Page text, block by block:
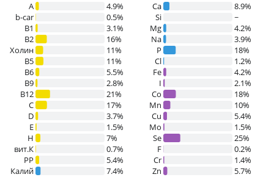
A
4.9%
b-car
0.5%
В1
3.1%
B2
16%
Холин
11%
B5
11%
B6
5.5%
B9
2.8%
B12
21%
C
17%
D
3.7%
E
1.5%
H
7%
вит.К
0.7%
PP
5.4%
Калий
7.4%
Ca
8.9%
Si
~
Mg
4.2%
Na
3.9%
P
18%
Cl
1.2%
Fe
4.2%
I
2.1%
Co
18%
Mn
10%
Cu
5.4%
Mo
1.5%
Se
25%
F
0.2%
Cr
1.4%
Zn
5.7%